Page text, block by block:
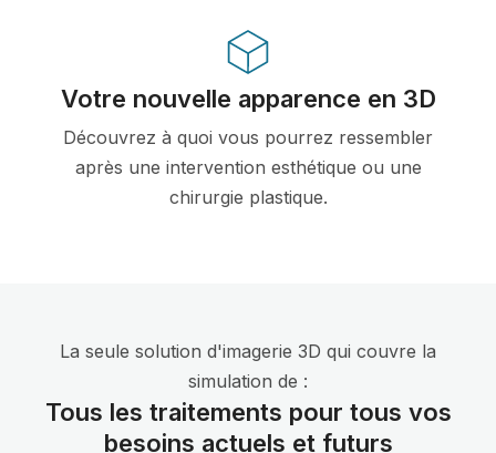
Votre nouvelle apparence en 3D
Découvrez à quoi vous pourrez ressembler
après une intervention esthétique ou une
chirurgie plastique.
La seule solution d'imagerie 3D qui couvre la
simulation de :
Tous les traitements pour tous vos
besoins actuels et futurs